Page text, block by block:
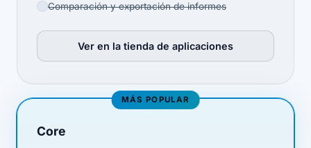
Comparación y exportación de informes
Ver en la tienda de aplicaciones
(opens in new tab)
MÁS POPULAR
Core